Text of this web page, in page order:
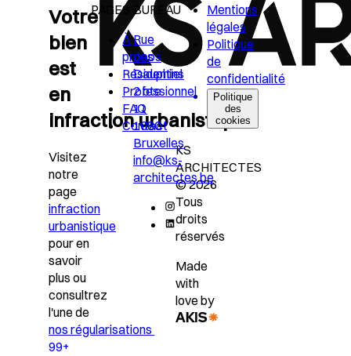
Votre
bien
est
en
infraction urbanistique?
Visitez
notre
page
infraction
urbanistique
pour en
savoir
plus ou
consultrez
l'une de
nos régularisations
99+
PAGES
À
propos
Résidentiel
Professionnel
FAQ
Contact
BUREAU
Rue
des
Dauphins
2 bte
11
1080
Bruxelles
info@ks-
architectes.be
Mentions
légales
Politique
de
confidentialité
Politique
des
cookies
KS
ARCHITECTES
© 2026
Tous
droits
réservés
Made
with
love by